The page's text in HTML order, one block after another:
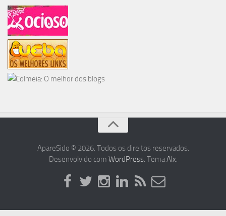
ApareSido © 2026. Todos os direitos reservados.
Desenvolvido com WordPress. TemaAlx.